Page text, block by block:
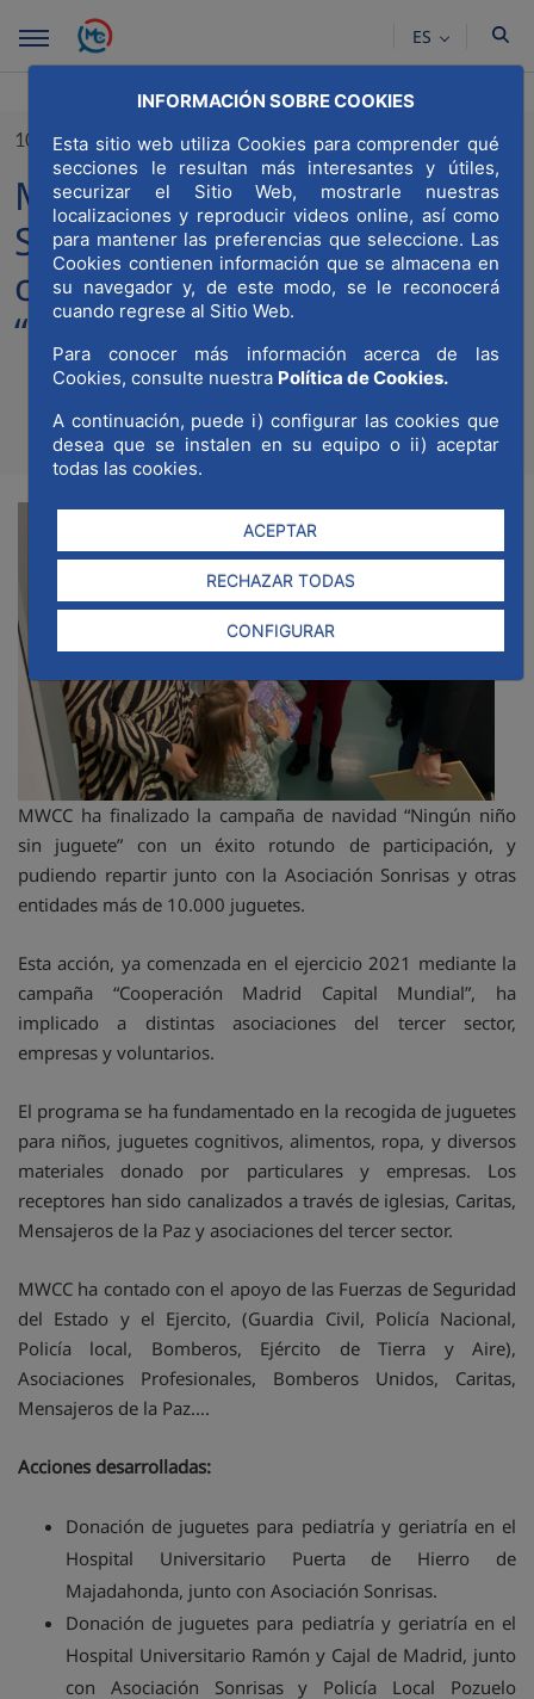
Saltar al contenido principal
INFORMACIÓN SOBRE COOKIES
Esta sitio web utiliza Cookies para comprender qué
secciones le resultan más interesantes y útiles,
securizar el Sitio Web, mostrarle nuestras
localizaciones y reproducir videos online, así como
para mantener las preferencias que seleccione. Las
Cookies contienen información que se almacena en
su navegador y, de este modo, se le reconocerá
cuando regrese al Sitio Web.
Para conocer más información acerca de las
Cookies, consulte nuestra Política de Cookies.
A continuación, puede i) configurar las cookies que
desea que se instalen en su equipo o ii) aceptar
todas las cookies.
ACEPTAR
RECHAZAR TODAS
CONFIGURAR
ES
10/01/2023
MWCC y la Asociación
Sonrisas han finalizado la
campaña de navidad
“Ningún niño sin juguete”
Compartir en
Compartir en
Compartir
RSS
MWCC ha finalizado la campaña de navidad “Ningún niño
sin juguete” con un éxito rotundo de participación, y
pudiendo repartir junto con la Asociación Sonrisas y otras
entidades más de 10.000 juguetes.
Esta acción, ya comenzada en el ejercicio 2021 mediante la
campaña “Cooperación Madrid Capital Mundial”, ha
implicado a distintas asociaciones del tercer sector,
empresas y voluntarios.
El programa se ha fundamentado en la recogida de juguetes
para niños, juguetes cognitivos, alimentos, ropa, y diversos
materiales donado por particulares y empresas. Los
receptores han sido canalizados a través de iglesias, Caritas,
Mensajeros de la Paz y asociaciones del tercer sector.
MWCC ha contado con el apoyo de las Fuerzas de Seguridad
del Estado y el Ejercito, (Guardia Civil, Policía Nacional,
Policía local, Bomberos, Ejército de Tierra y Aire),
Asociaciones Profesionales, Bomberos Unidos, Caritas,
Mensajeros de la Paz….
Acciones desarrolladas:
Donación de juguetes para pediatría y geriatría en el
Hospital Universitario Puerta de Hierro de
Majadahonda, junto con Asociación Sonrisas.
Donación de juguetes para pediatría y geriatría en el
Hospital Universitario Ramón y Cajal de Madrid, junto
con Asociación Sonrisas y Policía Local Pozuelo